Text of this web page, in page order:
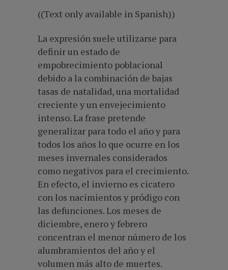
((Text only available in Spanish))
La expresión suele utilizarse para
definir un estado de
empobrecimiento poblacional
debido a la combinación de bajas
tasas de natalidad, una mortalidad
creciente y un envejecimiento
intenso. La frase pretende
generalizar para todo el año y para
todos los años lo que ocurre en los
meses invernales considerados
como negativos para el crecimiento.
En efecto, el invierno es cicatero
con los nacimientos y pródigo con
las defunciones. Los meses de
diciembre, enero y febrero
concentran el menor número de los
alumbramientos del año y el
volumen más alto de muertes.